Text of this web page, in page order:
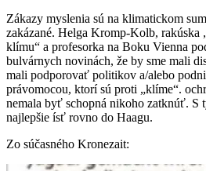
Zákazy myslenia sú na klimatickom
zakázané. Helga Kromp-Kolb, rakúska
klímu“ a profesorka na Boku Vienna
bulvárnych novinách, že by sme mali
mali podporovať politikov a/alebo
právomocou, ktorí sú proti „klíme“.
nemala byť schopná nikoho zatknúť. S
najlepšie ísť rovno do Haagu.
Zo súčasného Kronezait: